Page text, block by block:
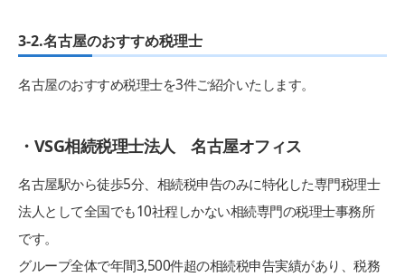
3-2.名古屋のおすすめ税理士
名古屋のおすすめ税理士を3件ご紹介いたします。
・VSG相続税理士法人 名古屋オフィス
名古屋駅から徒歩5分、相続税申告のみに特化した専門税理士
法人として全国でも10社程しかない相続専門の税理士事務所
です。
グループ全体で年間3,500件超の相続税申告実績があり、税務